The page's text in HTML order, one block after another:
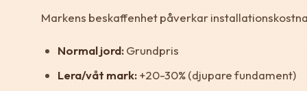
Markens beskaffenhet påverkar
Normal jord:Grundpris
Lera/våt mark:+20-30% (djupare fundament)